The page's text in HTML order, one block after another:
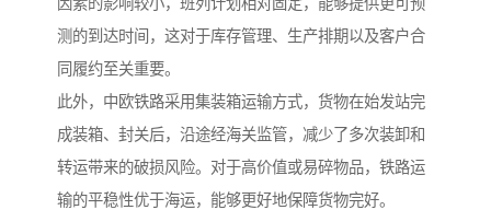
因素的影响较小，班列计划相对固定，能够提供更可预
测的到达时间，这对于库存管理、生产排期以及客户合
同履约至关重要。
此外，中欧铁路采用集装箱运输方式，货物在始发站完
成装箱、封关后，沿途经海关监管，减少了多次装卸和
转运带来的破损风险。对于高价值或易碎物品，铁路运
输的平稳性优于海运，能够更好地保障货物完好。